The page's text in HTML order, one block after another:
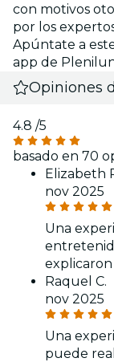
con motivos
por los
Apúntate a
app de
Opiniones
4.8 /5
basado en 70
Elizabeth
nov 2025
Una
Raquel C.
nov 2025
Una
puede